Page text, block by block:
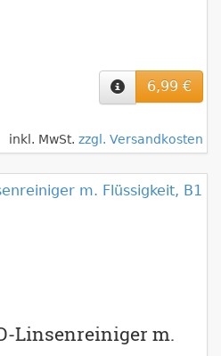
6,99 €
inkl. MwSt. zzgl. Versandkosten
Linsenreiniger m.